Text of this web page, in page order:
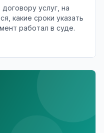
услуг, на
какие сроки указать
работал в суде.